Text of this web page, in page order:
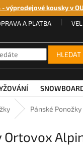
- výprodejové kousky v
A PLATBA
HLEDAT
Pánské
Ortovox